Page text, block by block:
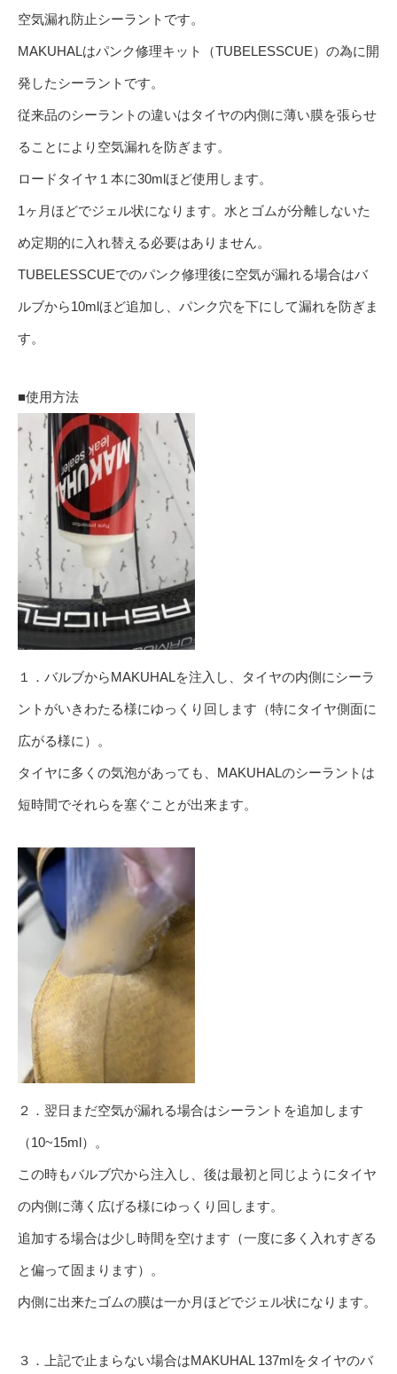
空気漏れ防止シーラントです。
MAKUHALはパンク修理キット（TUBELESSCUE）の為に開
発したシーラントです。
従来品のシーラントの違いはタイヤの内側に薄い膜を張らせ
ることにより空気漏れを防ぎます。
ロードタイヤ１本に30mlほど使用します。
1ヶ月ほどでジェル状になります。水とゴムが分離しないた
め定期的に入れ替える必要はありません。
TUBELESSCUEでのパンク修理後に空気が漏れる場合はバ
ルブから10mlほど追加し、パンク穴を下にして漏れを防ぎま
す。
■使用方法
１．バルブからMAKUHALを注入し、タイヤの内側にシーラ
ントがいきわたる様にゆっくり回します（特にタイヤ側面に
広がる様に）。
タイヤに多くの気泡があっても、MAKUHALのシーラントは
短時間でそれらを塞ぐことが出来ます。
２．翌日まだ空気が漏れる場合はシーラントを追加します
（10~15ml）。
この時もバルブ穴から注入し、後は最初と同じようにタイヤ
の内側に薄く広げる様にゆっくり回します。
追加する場合は少し時間を空けます（一度に多く入れすぎる
と偏って固まります）。
内側に出来たゴムの膜は一か月ほどでジェル状になります。
３．上記で止まらない場合はMAKUHAL 137mlをタイヤのバ